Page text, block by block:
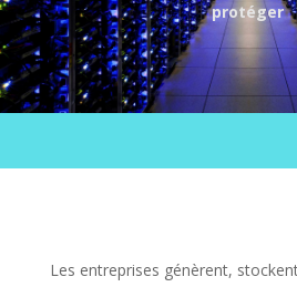
protéger
Les entreprises génèrent,